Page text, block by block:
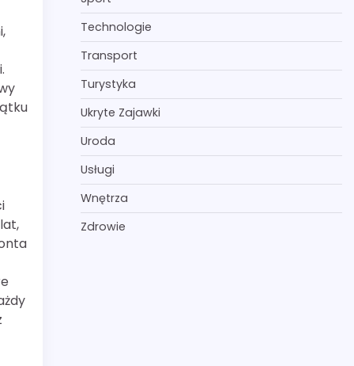
Technologie
Transport
Turystyka
Ukryte Zajawki
Uroda
Usługi
Wnętrza
Zdrowie